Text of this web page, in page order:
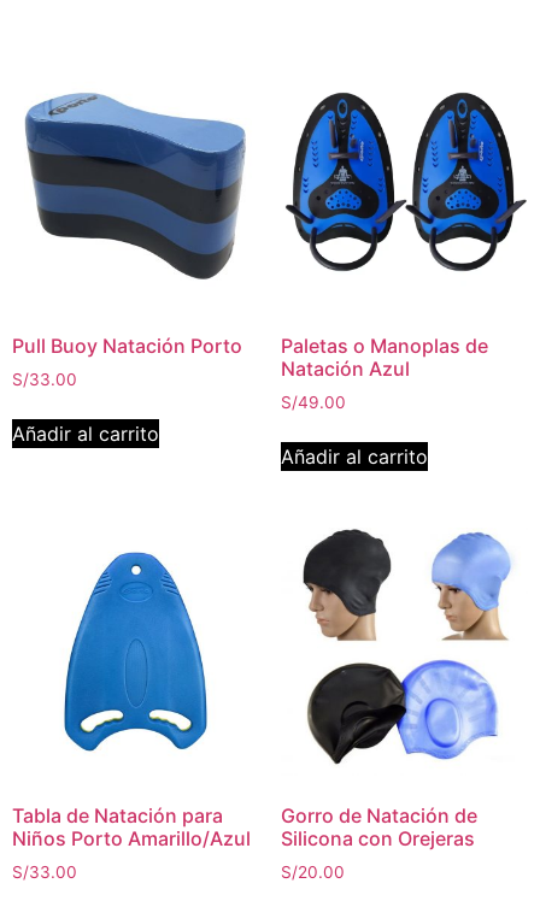
Pull Buoy Natación Porto
S/33.00
Añadir al carrito
Paletas o Manoplas de
Natación Azul
S/49.00
Añadir al carrito
Tabla de Natación para
Niños Porto Amarillo/Azul
S/33.00
Gorro de Natación de
Silicona con Orejeras
S/20.00